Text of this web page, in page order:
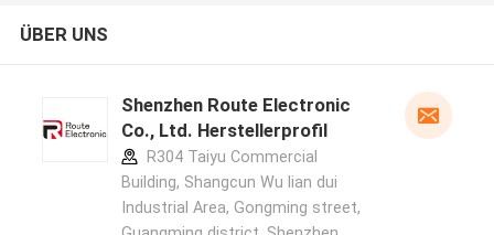
ÜBER UNS
Shenzhen Route Electronic
Co., Ltd. Herstellerprofil
R304 Taiyu Commercial
Building, Shangcun Wu lian dui
Industrial Area, Gongming street,